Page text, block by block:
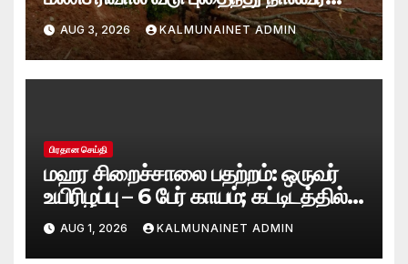
மாயம்
AUG 3, 2026 KALMUNAINET ADMIN
பிரதான செய்தி
மஹர சிறைச்சாலை பதற்றம்: ஒருவர்
உயிரிழப்பு – 6 பேர் காயம்; கட்டிடத்தில்
பாரிய தீ
AUG 1, 2026 KALMUNAINET ADMIN